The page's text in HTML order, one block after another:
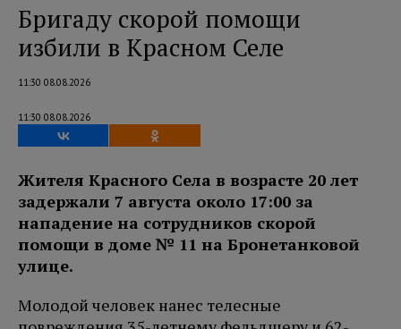
Бригаду скорой помощи
избили в Красном Селе
11:30 08.08.2026
11:30 08.08.2026
Жителя Красного Села в возрасте 20 лет
задержали 7 августа около 17:00 за
нападение на сотрудников скорой
помощи в доме № 11 на Бронетанковой
улице.
Молодой человек нанес телесные